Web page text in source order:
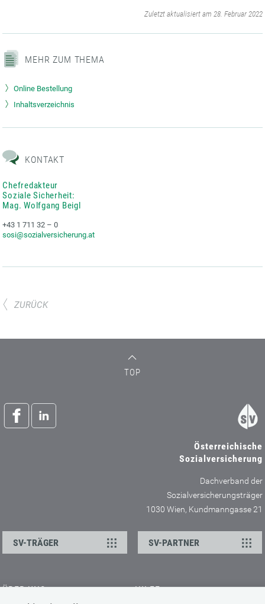
Zuletzt aktualisiert am 28. Februar 2022
MEHR ZUM THEMA
Online Bestellung
Inhaltsverzeichnis
KONTAKT
Chefredakteur
Soziale Sicherheit:
Mag. Wolfgang Beigl
+43 1 711 32 – 0
sosi@sozialversicherung.at
ZURÜCK
TOP
Österreichische
Sozialversicherung
Dachverband der
Sozialversicherungsträger
1030 Wien, Kundmanngasse 21
SV-TRÄGER SV-PARTNER
ÜBER UNS HILFE